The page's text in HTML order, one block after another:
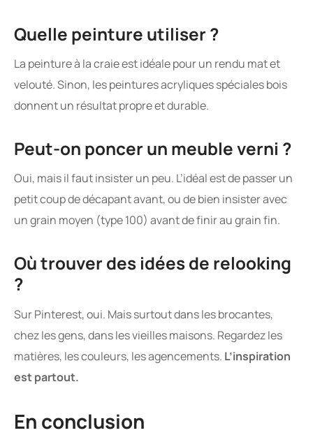
Quelle peinture utiliser ?
La peinture à la craie est idéale pour un rendu mat et
velouté. Sinon, les peintures acryliques spéciales bois
donnent un résultat propre et durable.
Peut-on poncer un meuble verni ?
Oui, mais il faut insister un peu. L’idéal est de passer un
petit coup de décapant avant, ou de bien insister avec
un grain moyen (type 100) avant de finir au grain fin.
Où trouver des idées de relooking
?
Sur Pinterest, oui. Mais surtout dans les brocantes,
chez les gens, dans les vieilles maisons. Regardez les
matières, les couleurs, les agencements. L’inspiration
est partout.
En conclusion